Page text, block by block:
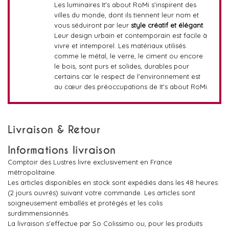
Les luminaires It's about RoMi s'inspirent des
villes du monde, dont ils tiennent leur nom et
vous séduiront par leur style créatif et élégant.
Leur design urbain et contemporain est facile à
vivre et intemporel. Les matériaux utilisés
comme le métal, le verre, le ciment ou encore
le bois, sont purs et solides, durables pour
certains car le respect de l'environnement est
au cœur des préoccupations de It's about RoMi.
Livraison & Retour
Informations livraison
Comptoir des Lustres livre exclusivement en France
métropolitaine.
Les articles disponibles en stock sont expédiés dans les 48 heures
(2 jours ouvrés) suivant votre commande. Les articles sont
soigneusement emballés et protégés et les colis
surdimmensionnés.
La livraison s'effectue par So Colissimo ou, pour les produits